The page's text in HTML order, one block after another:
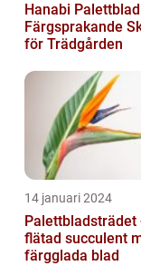
Hanabi
Färgsprakande
för Trädgården
14 januari 2024
Palettbladsträdet
flätad succulent
färgglada blad